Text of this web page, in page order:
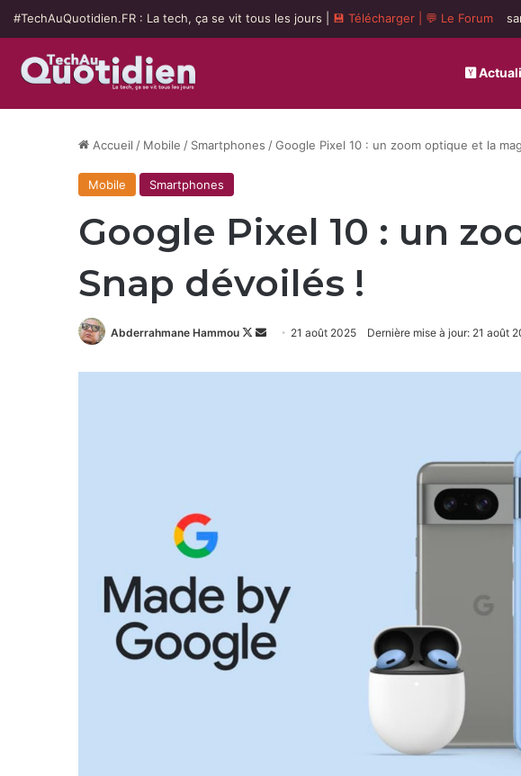
#TechAuQuotidien.FR : La tech, ça se vit tous les jours | 💾 Télécharger 💬 Le Forum
Accueil / Mobile / Smartphones /Google Pixel 10 : un zoom optique et la
Mobile Smartphones
Google Pixel 10 : un
Snap dévoilés !
Abderrahmane Hammou
Follow
X
Envoyer
courriel
21 août 2025 Dernière mise à jour: 21 août